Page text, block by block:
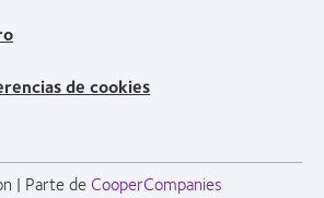
de cookies
| Parte de CooperCompanies